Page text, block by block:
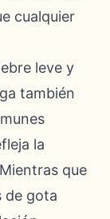
cualquier
leve y
también
la
que
de gota